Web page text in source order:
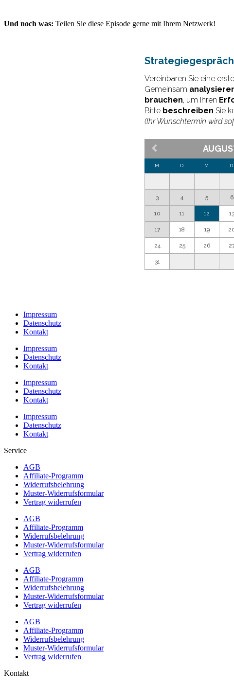
Und noch was: Teilen Sie diese Episode gerne mit Ihrem Netzwerk!
Impressum
Datenschutz
Kontakt
Impressum
Datenschutz
Kontakt
Impressum
Datenschutz
Kontakt
Impressum
Datenschutz
Kontakt
Service
AGB
Affiliate-Programm
Widerrufsbelehrung
Muster-Widerrufsformular
Vertrag widerrufen
AGB
Affiliate-Programm
Widerrufsbelehrung
Muster-Widerrufsformular
Vertrag widerrufen
AGB
Affiliate-Programm
Widerrufsbelehrung
Muster-Widerrufsformular
Vertrag widerrufen
AGB
Affiliate-Programm
Widerrufsbelehrung
Muster-Widerrufsformular
Vertrag widerrufen
Kontakt